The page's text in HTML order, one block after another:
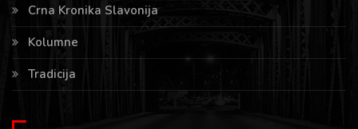
Crna Kronika Slavonija
Kolumne
Tradicija